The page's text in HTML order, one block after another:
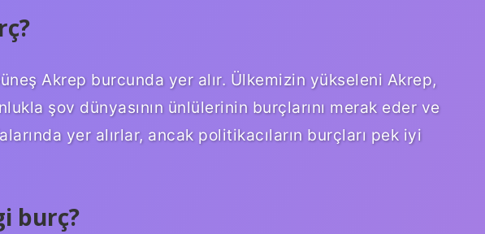
Akrep burcunda yer alır. Ülkemizin yükseleni Akrep,
şov dünyasının ünlülerinin burçlarını merak eder ve
yer alırlar, ancak politikacıların burçları pek iyi
burç?